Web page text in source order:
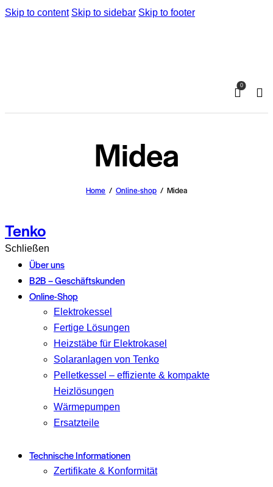
Skip to content Skip to sidebar Skip to footer
0
Midea
Home Online-shop Midea
Tenko
Schließen
Über uns
B2B – Geschäftskunden
Online-Shop
Elektrokessel
Fertige Lösungen
Heizstäbe für Elektrokasel
Solaranlagen von Tenko
Pelletkessel – effiziente & kompakte
Heizlösungen
Wärmepumpen
Ersatzteile
Technische Informationen
Zertifikate & Konformität